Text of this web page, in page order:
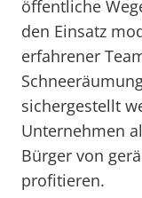
öffentliche
den Einsatz
erfahrener
sichergestellt
Unternehmen
Bürger von
profitieren.